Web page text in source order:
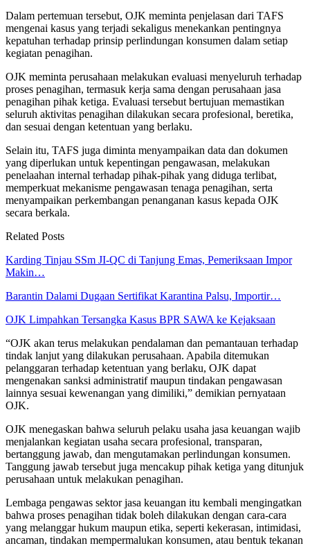
Dalam pertemuan tersebut, OJK meminta penjelasan dari TAFS
mengenai kasus yang terjadi sekaligus menekankan pentingnya
kepatuhan terhadap prinsip perlindungan konsumen dalam setiap
kegiatan penagihan.
OJK meminta perusahaan melakukan evaluasi menyeluruh terhadap
proses penagihan, termasuk kerja sama dengan perusahaan jasa
penagihan pihak ketiga. Evaluasi tersebut bertujuan memastikan
seluruh aktivitas penagihan dilakukan secara profesional, beretika,
dan sesuai dengan ketentuan yang berlaku.
Selain itu, TAFS juga diminta menyampaikan data dan dokumen
yang diperlukan untuk kepentingan pengawasan, melakukan
penelaahan internal terhadap pihak-pihak yang diduga terlibat,
memperkuat mekanisme pengawasan tenaga penagihan, serta
menyampaikan perkembangan penanganan kasus kepada OJK
secara berkala.
Related Posts
Karding Tinjau SSm JI-QC di Tanjung Emas, Pemeriksaan Impor
Makin…
Barantin Dalami Dugaan Sertifikat Karantina Palsu, Importir…
OJK Limpahkan Tersangka Kasus BPR SAWA ke Kejaksaan
“OJK akan terus melakukan pendalaman dan pemantauan terhadap
tindak lanjut yang dilakukan perusahaan. Apabila ditemukan
pelanggaran terhadap ketentuan yang berlaku, OJK dapat
mengenakan sanksi administratif maupun tindakan pengawasan
lainnya sesuai kewenangan yang dimiliki,” demikian pernyataan
OJK.
OJK menegaskan bahwa seluruh pelaku usaha jasa keuangan wajib
menjalankan kegiatan usaha secara profesional, transparan,
bertanggung jawab, dan mengutamakan perlindungan konsumen.
Tanggung jawab tersebut juga mencakup pihak ketiga yang ditunjuk
perusahaan untuk melakukan penagihan.
Lembaga pengawas sektor jasa keuangan itu kembali mengingatkan
bahwa proses penagihan tidak boleh dilakukan dengan cara-cara
yang melanggar hukum maupun etika, seperti kekerasan, intimidasi,
ancaman, tindakan mempermalukan konsumen, atau bentuk tekanan